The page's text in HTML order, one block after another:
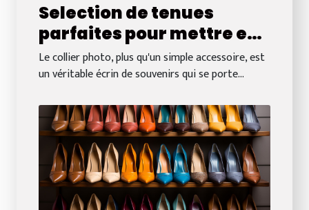
Selection de tenues
parfaites pour mettre en
valeur votre collier photo
Le collier photo, plus qu'un simple accessoire, est
un véritable écrin de souvenirs qui se porte...